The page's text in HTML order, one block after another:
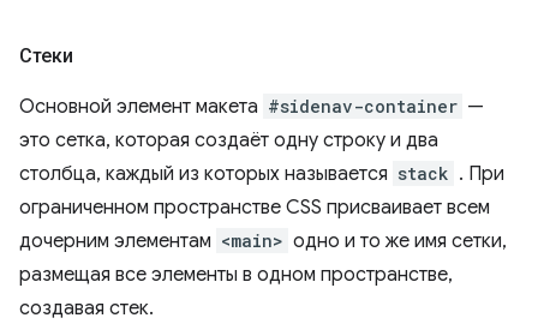
Стеки
Основной элемент макета #sidenav-container —
это сетка, которая создаёт одну строку и два
столбца, каждый из которых называется stack . При
ограниченном пространстве CSS присваивает всем
дочерним элементам <main> одно и то же имя сетки,
размещая все элементы в одном пространстве,
создавая стек.